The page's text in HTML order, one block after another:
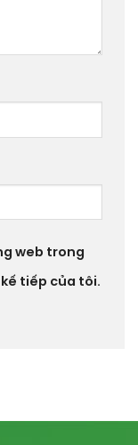
web trong
tiếp của tôi.